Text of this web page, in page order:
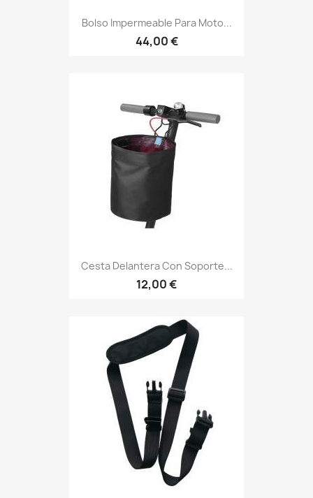
Bolso Impermeable Para Moto...
44,00 €
Cesta Delantera Con Soporte...
12,00 €